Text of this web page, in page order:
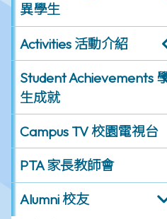
異學生
Activities 活動介紹
Student Achievements
生成就
Campus TV 校園電視台
PTA 家長教師會
Alumni 校友